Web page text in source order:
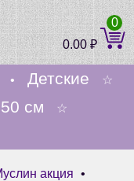
0.00₽
0
• Детские ☆
см ☆
акция •